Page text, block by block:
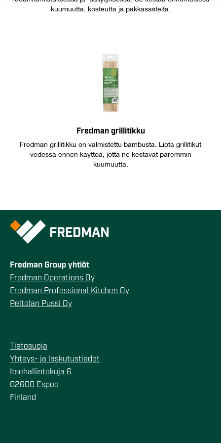
kuumuutta, kosteutta ja pakkasasteita.
Fredman grillitikku
Fredman grillitikku on valmistettu bambusta. Liota grillitikut
vedessä ennen käyttöä, jotta ne kestävät paremmin
kuumuutta.
Fredman Group yhtiöt
Fredman Operations Oy
Fredman Professional Kitchen Oy
Peltolan Pussi Oy
Tietosuoja
Yhteys- ja laskutustiedot
Itsehallintokuja 6
02600 Espoo
Finland